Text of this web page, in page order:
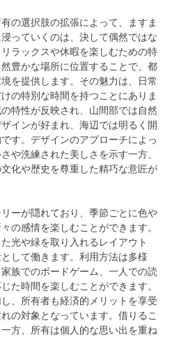
の選択肢の拡張によって、ますま
っていくのは、決して偶然ではな
ラックスや休暇を楽しむための特
豊かな場所に位置することで、都
を提供します。その魅力は、日常
の特別な時間を持つことにありま
特性が反映され、山間部では自然
インが好まれ、海辺では明るく開
す。デザインのアプローチによっ
や洗練された美しさを示す一方、
化や歴史を尊重した精巧な意匠が
ーが隠れており、季節ごとに色や
の感情を楽しむことができます。
光や緑を取り入れるレイアウト
して働きます。利用方法は多様
族でのボードゲーム、一人での読
た時間を楽しむことができます。
、所有者も経済的メリットを享受
の対象となっています。借りるこ
方、所有は個人的な思い出を重ね